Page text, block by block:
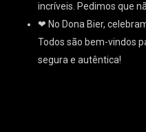
incríveis. Pedimos que
❤ No Dona Bier,
Todos são bem-vindos
segura e autêntica!